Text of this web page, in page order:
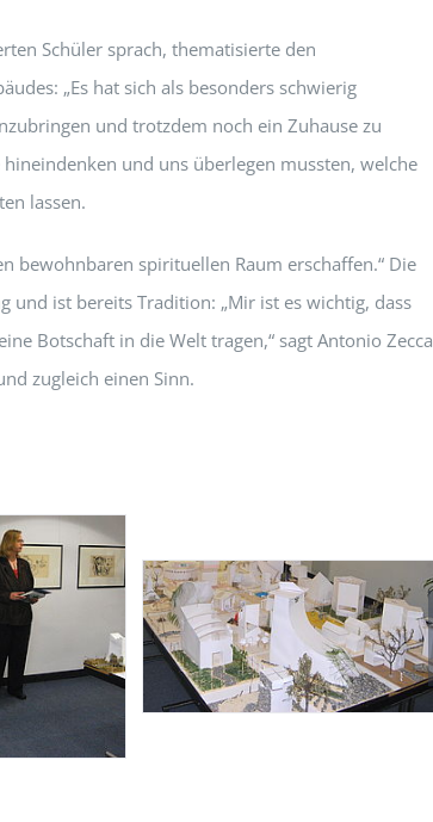
Schüler sprach, thematisierte den
„Es hat sich als besonders schwierig
und trotzdem noch ein Zuhause zu
und uns überlegen mussten, welche
lassen.
bewohnbaren spirituellen Raum erschaffen.“ Die
und ist bereits Tradition: „Mir ist es wichtig, dass
Botschaft in die Welt tragen,“ sagt Antonio Zecca
zugleich einen Sinn.